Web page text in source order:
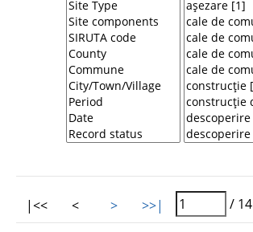
|<< < > >>| /